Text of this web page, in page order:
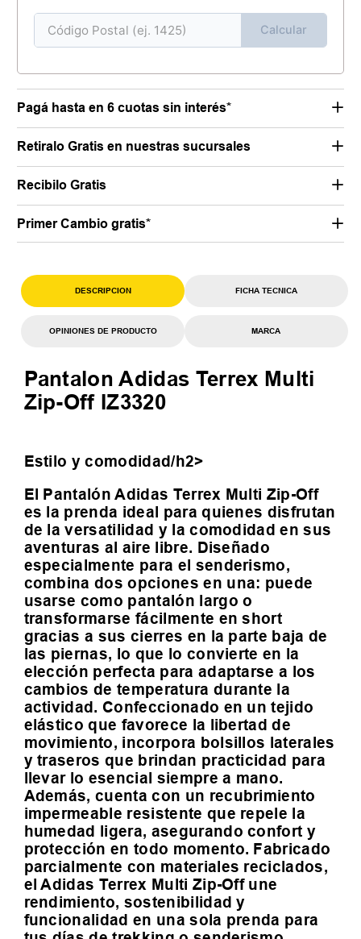
Calcular
Pagá hasta en 6 cuotas sin interés*
Retiralo Gratis en nuestras sucursales
Recibilo Gratis
Primer Cambio gratis*
DESCRIPCION FICHA TECNICA
OPINIONES DE PRODUCTO MARCA
Pantalon Adidas Terrex Multi
Zip-Off IZ3320
Estilo y comodidad/h2>
El Pantalón Adidas Terrex Multi Zip-Off
es la prenda ideal para quienes disfrutan
de la versatilidad y la comodidad en sus
aventuras al aire libre. Diseñado
especialmente para el senderismo,
combina dos opciones en una: puede
usarse como pantalón largo o
transformarse fácilmente en short
gracias a sus cierres en la parte baja de
las piernas, lo que lo convierte en la
elección perfecta para adaptarse a los
cambios de temperatura durante la
actividad. Confeccionado en un tejido
elástico que favorece la libertad de
movimiento, incorpora bolsillos laterales
y traseros que brindan practicidad para
llevar lo esencial siempre a mano.
Además, cuenta con un recubrimiento
impermeable resistente que repele la
humedad ligera, asegurando confort y
protección en todo momento. Fabricado
parcialmente con materiales reciclados,
el Adidas Terrex Multi Zip-Off une
rendimiento, sostenibilidad y
funcionalidad en una sola prenda para